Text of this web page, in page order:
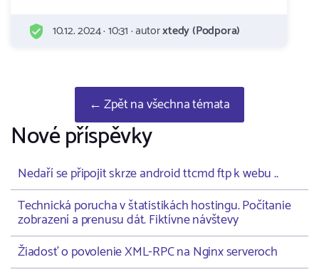
10.12. 2024 · 10:31 · autorxtedy (Podpora)
← Zpět na všechna témata
Nové příspěvky
Nedaří se připojit skrze android ttcmd ftp k webu ..
Technická porucha v štatistikách hostingu. Počítanie
zobrazení a prenusu dát. Fiktívne návštevy
Žiadosť o povolenie XML-RPC na Nginx serveroch